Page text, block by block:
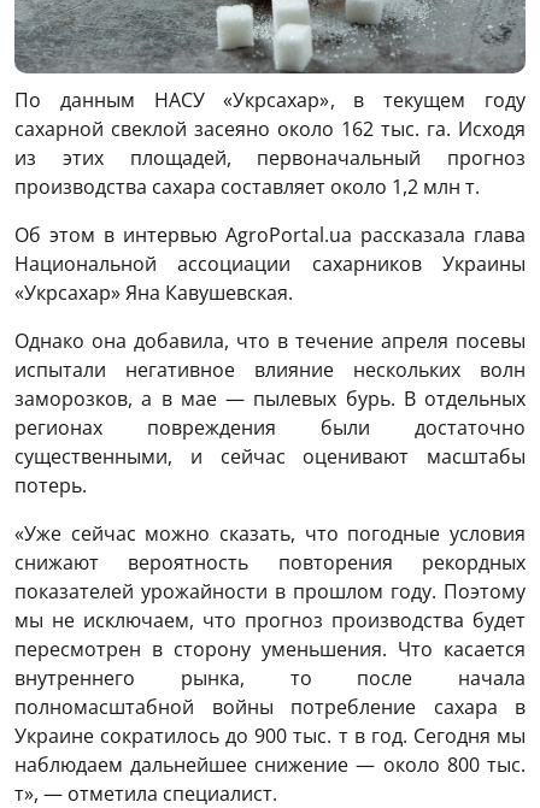
По данным НАСУ «Укрсахар», в текущем году
сахарной свеклой засеяно около 162 тыс. га. Исходя
из этих площадей, первоначальный прогноз
производства сахара составляет около 1,2 млн т.
Об этом в интервью AgroPortal.ua рассказала глава
Национальной ассоциации сахарников Украины
«Укрсахар» Яна Кавушевская.
Однако она добавила, что в течение апреля посевы
испытали негативное влияние нескольких волн
заморозков, а в мае — пылевых бурь. В отдельных
регионах повреждения были достаточно
существенными, и сейчас оценивают масштабы
потерь.
«Уже сейчас можно сказать, что погодные условия
снижают вероятность повторения рекордных
показателей урожайности в прошлом году. Поэтому
мы не исключаем, что прогноз производства будет
пересмотрен в сторону уменьшения. Что касается
внутреннего рынка, то после начала
полномасштабной войны потребление сахара в
Украине сократилось до 900 тыс. т в год. Сегодня мы
наблюдаем дальнейшее снижение — около 800 тыс.
т», — отметила специалист.